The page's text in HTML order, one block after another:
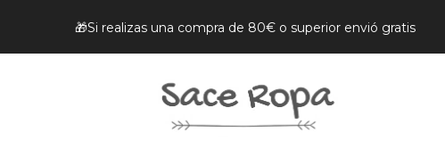
🎁Si realizas una compra de 80€ o superior envió gratis